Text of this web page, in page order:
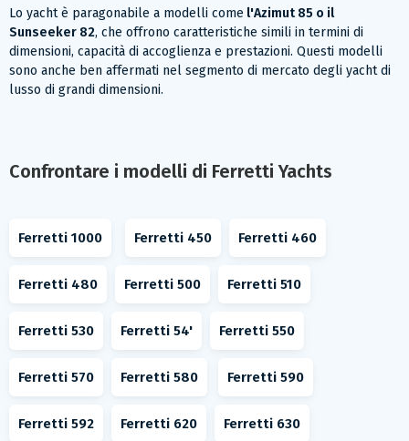
Lo yacht è paragonabile a modelli come l'Azimut 85 o il
Sunseeker 82, che offrono caratteristiche simili in termini di
dimensioni, capacità di accoglienza e prestazioni. Questi modelli
sono anche ben affermati nel segmento di mercato degli yacht di
lusso di grandi dimensioni.
Confrontare i modelli di Ferretti Yachts
Ferretti 1000 Ferretti 450 Ferretti 460
Ferretti 480 Ferretti 500 Ferretti 510
Ferretti 530 Ferretti 54' Ferretti 550
Ferretti 570 Ferretti 580 Ferretti 590
Ferretti 592 Ferretti 620 Ferretti 630